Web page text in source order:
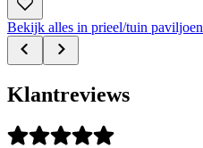
Bekijk alles in prieel/tuin paviljoen
Klantreviews